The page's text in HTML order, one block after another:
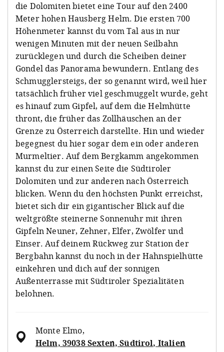
die Dolomiten bietet eine Tour auf den 2400
Meter hohen Hausberg Helm. Die ersten 700
Höhenmeter kannst du vom Tal aus in nur
wenigen Minuten mit der neuen Seilbahn
zurücklegen und durch die Scheiben deiner
Gondel das Panorama bewundern. Entlang des
Schmugglersteigs, der so genannt wird, weil hier
tatsächlich früher viel geschmuggelt wurde, geht
es hinauf zum Gipfel, auf dem die Helmhütte
thront, die früher das Zollhäuschen an der
Grenze zu Österreich darstellte. Hin und wieder
begegnest du hier sogar dem ein oder anderen
Murmeltier. Auf dem Bergkamm angekommen
kannst du zur einen Seite die Südtiroler
Dolomiten und zur anderen nach Österreich
blicken. Wenn du den höchsten Punkt erreichst,
bietet sich dir ein gigantischer Blick auf die
weltgrößte steinerne Sonnenuhr mit ihren
Gipfeln Neuner, Zehner, Elfer, Zwölfer und
Einser. Auf deinem Rückweg zur Station der
Bergbahn kannst du noch in der Hahnspielhütte
einkehren und dich auf der sonnigen
Außenterrasse mit Südtiroler Spezialitäten
belohnen.
Monte Elmo,
Helm, 39038 Sexten, Südtirol, Italien